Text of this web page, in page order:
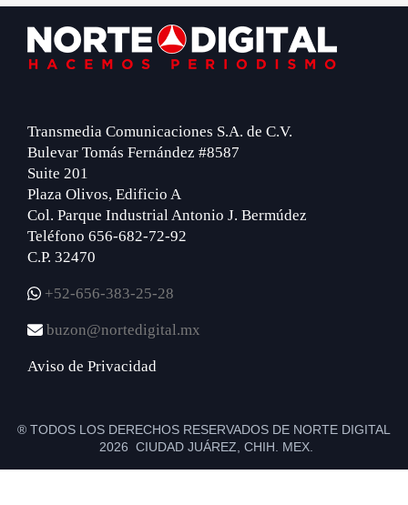
Footer
Transmedia Comunicaciones S.A. de C.V.
Bulevar Tomás Fernández #8587
Suite 201
Plaza Olivos, Edificio A
Col. Parque Industrial Antonio J. Bermúdez
Teléfono 656-682-72-92
C.P. 32470
+52-656-383-25-28
buzon@nortedigital.mx
Aviso de Privacidad
® TODOS LOS DERECHOS RESERVADOS DE NORTE DIGITAL
2026 CIUDAD JUÁREZ, CHIH. MEX.